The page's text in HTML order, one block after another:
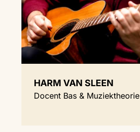
HARM VAN SLEEN
Docent Bas & Muziektheorie